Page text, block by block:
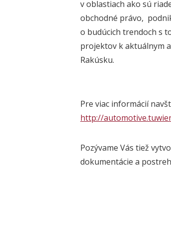
v oblastiach ako sú
obchodné právo,
o budúcich trendoch s
projektov k aktuálnym
Rakúsku.
Pre viac informácií
http://
Pozývame Vás tiež
dokumentácie a